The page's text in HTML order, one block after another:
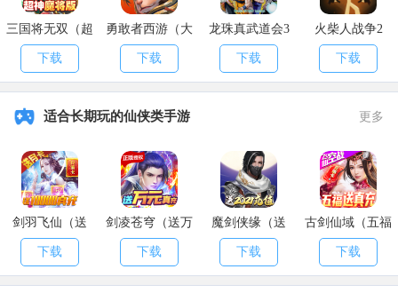
建议原石都用来购买纠缠之缘，因为常驻普通卡池太杂了，非常
但两发648在限定UP卡池中保底出当期UP的五星角色&武器。
总而言之，相遇之缘和纠缠之缘，本质上没有区别都是抽卡券，
只是限制了卡池的抽取类型。
以上就是本期 APK8小编为各位小伙伴们带来的攻略了，希望大家
能够喜欢哦。来
APK8安卓网，你想玩的游戏全都在这里。
三国将无双（超
神魔将版）
下载
勇敢者西游（大
乱斗）
下载
龙珠真武道会3
下载
火柴人战争2
下载
适合长期玩的仙侠类手游 更多
剑羽飞仙（送
10000真充）
下载
剑凌苍穹（送万
元真充）
下载
魔剑侠缘（送
2021充值）
下载
古剑仙域（五福
送真充）
下载